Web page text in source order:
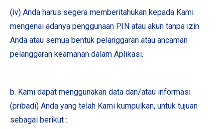
(iv) Anda harus segera memberitahukan kepada Kami
mengenai adanya penggunaan PIN atau akun tanpa izin
Anda atau semua bentuk pelanggaran atau ancaman
pelanggaran keamanan dalam Aplikasi.
b. Kami dapat menggunakan data dan/atau informasi
(pribadi) Anda yang telah Kami kumpulkan, untuk tujuan
sebagai berikut :